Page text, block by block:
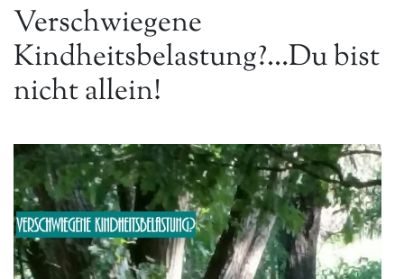
Verschwiegene
Kindheitsbelastung?…Du bist
nicht allein!